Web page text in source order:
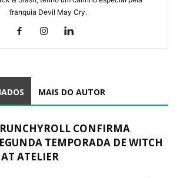
franquia Devil May Cry.
MAIS DO AUTOR
CONFIRMA
TEMPORADA DE WITCH
ATELIER